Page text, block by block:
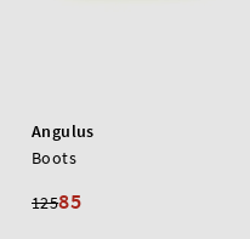
Angulus
Boots
12585